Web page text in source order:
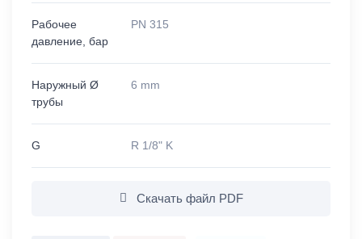
Рабочее
давление, бар
PN 315
Наружный Ø
трубы
6 mm
G R 1/8" K
Скачать файл PDF